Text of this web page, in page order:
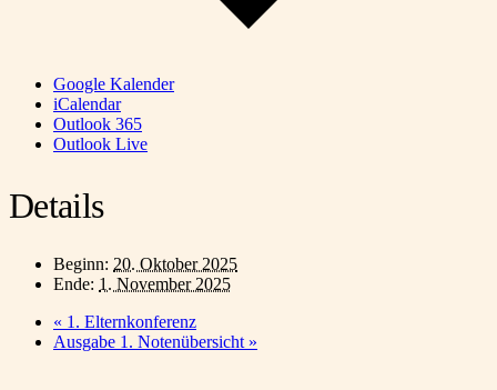
Google Kalender
iCalendar
Outlook 365
Outlook Live
Details
Beginn: 20. Oktober 2025
Ende: 1. November 2025
« 1. Elternkonferenz
Ausgabe 1. Notenübersicht »